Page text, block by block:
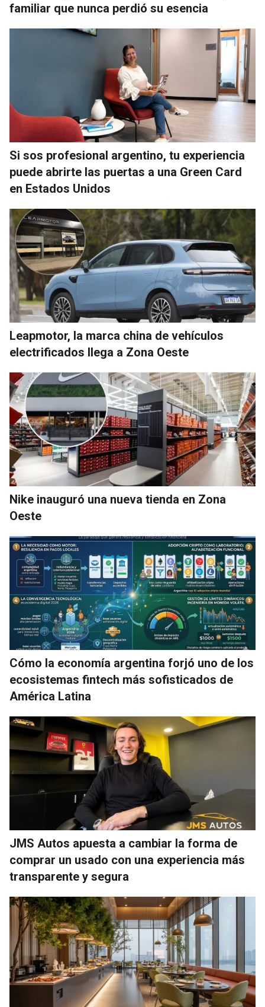
familiar que nunca perdió su esencia
Si sos profesional argentino, tu experiencia
puede abrirte las puertas a una Green Card
en Estados Unidos
Leapmotor, la marca china de vehículos
electrificados llega a Zona Oeste
Nike inauguró una nueva tienda en Zona
Oeste
Cómo la economía argentina forjó uno de los
ecosistemas fintech más sofisticados de
América Latina
JMS Autos apuesta a cambiar la forma de
comprar un usado con una experiencia más
transparente y segura